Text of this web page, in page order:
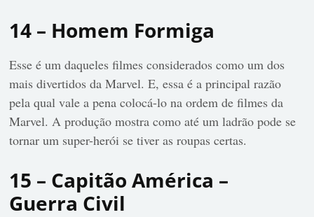
14 – Homem Formiga
Esse é um daqueles filmes considerados como um dos
mais divertidos da Marvel. E, essa é a principal razão
pela qual vale a pena colocá-lo na ordem de filmes da
Marvel. A produção mostra como até um ladrão pode se
tornar um super-herói se tiver as roupas certas.
15 – Capitão América –
Guerra Civil